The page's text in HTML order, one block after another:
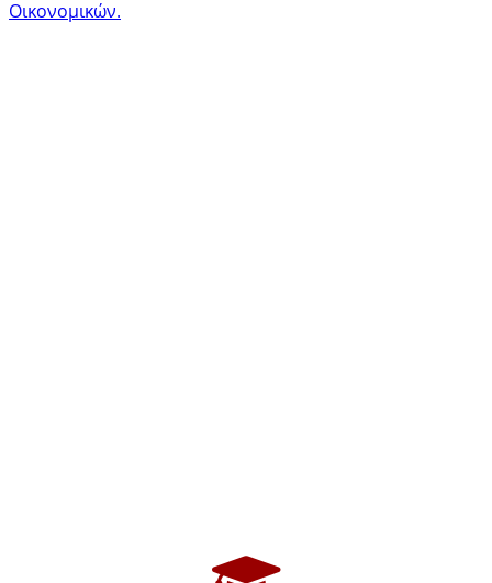
Οικονομικών.